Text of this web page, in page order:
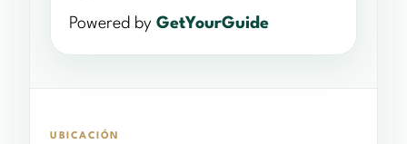
Powered by GetYourGuide
UBICACIÓN